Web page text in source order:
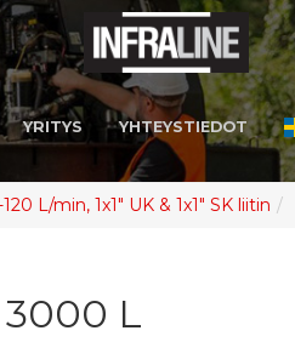
YRITYS YHTEYSTIEDOT
L/min, 1x1" UK & 1x1" SK liitin
L